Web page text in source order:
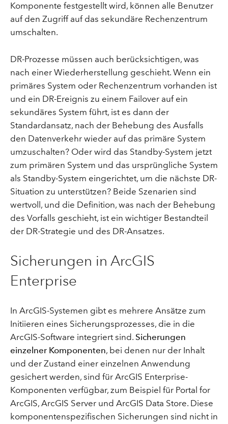
Komponente festgestellt wird, können alle Benutzer
auf den Zugriff auf das sekundäre Rechenzentrum
umschalten.
DR-Prozesse müssen auch berücksichtigen, was
nach einer Wiederherstellung geschieht. Wenn ein
primäres System oder Rechenzentrum vorhanden ist
und ein DR-Ereignis zu einem Failover auf ein
sekundäres System führt, ist es dann der
Standardansatz, nach der Behebung des Ausfalls
den Datenverkehr wieder auf das primäre System
umzuschalten? Oder wird das Standby-System jetzt
zum primären System und das ursprüngliche System
als Standby-System eingerichtet, um die nächste DR-
Situation zu unterstützen? Beide Szenarien sind
wertvoll, und die Definition, was nach der Behebung
des Vorfalls geschieht, ist ein wichtiger Bestandteil
der DR-Strategie und des DR-Ansatzes.
Sicherungen in ArcGIS
Enterprise
In ArcGIS-Systemen gibt es mehrere Ansätze zum
Initiieren eines Sicherungsprozesses, die in die
ArcGIS-Software integriert sind. Sicherungen
einzelner Komponenten, bei denen nur der Inhalt
und der Zustand einer einzelnen Anwendung
gesichert werden, sind für ArcGIS Enterprise-
Komponenten verfügbar, zum Beispiel für Portal for
ArcGIS, ArcGIS Server und ArcGIS Data Store. Diese
komponentenspezifischen Sicherungen sind nicht in